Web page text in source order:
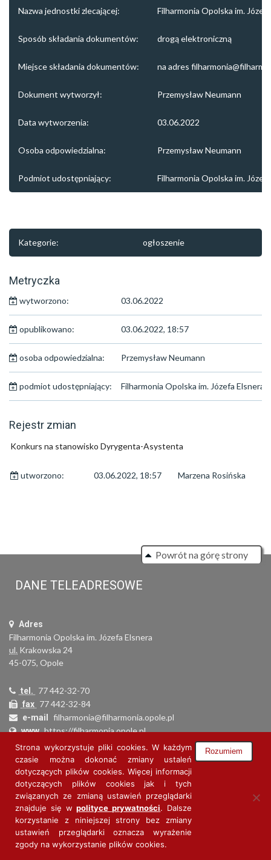
Nazwa jednostki zlecającej: Filharmonia Opolska im.
Sposób składania dokumentów: drogą elektroniczną
Miejsce składania dokumentów: na adres
Dokument wytworzył: Przemysław Neumann
Data wytworzenia: 03.06.2022
Osoba odpowiedzialna: Przemysław Neumann
Podmiot udostępniający: Filharmonia Opolska im.
Kategorie: ogłoszenie
Metryczka
wytworzono: 03.06.2022
opublikowano: 03.06.2022, 18:57
osoba odpowiedzialna: Przemysław Neumann
podmiot udostępniający: Filharmonia Opolska im. Józefa Elsnera
Rejestr zmian
Konkurs na stanowisko Dyrygenta-Asystenta
utworzono: 03.06.2022, 18:57 Marzena Rosińska
Powrót na górę strony
DANE TELEADRESOWE
Adres
Filharmonia Opolska im. Józefa Elsnera
ul. Krakowska 24
45-075, Opole
tel. 77 442-32-70
fax 77 442-32-84
e-mail filharmonia@filharmonia.opole.pl
www https://filharmonia.opole.pl
NIP 754-033-67-47
REGON 000279692
Nr konta 34 1160 2202 0000 0006 0973 7536
Strona wykorzystuje pliki cookies. W każdym
czasie można dokonać zmiany ustaleń
dotyczących plików cookies. Więcej informacji
dotyczących plików cookies jak i tych
związanych ze zmianą ustawień przeglądarki
znajduje się wpolityce prywatności. Dalsze
korzystanie z niniejszej strony bez zmiany
ustawień przeglądarki oznacza wyrażenie
zgody na wykorzystanie plików cookies.
Rozumiem